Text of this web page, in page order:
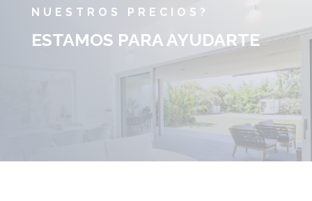
NUESTROS PRECIOS?
ESTAMOS PARA AYUDARTE